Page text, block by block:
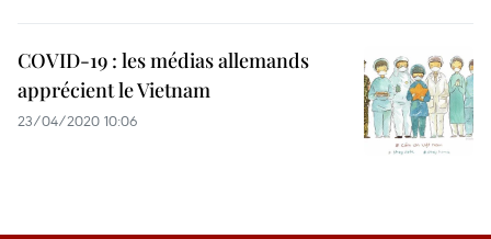
COVID-19 : les médias allemands
apprécient le Vietnam
23/04/2020 10:06